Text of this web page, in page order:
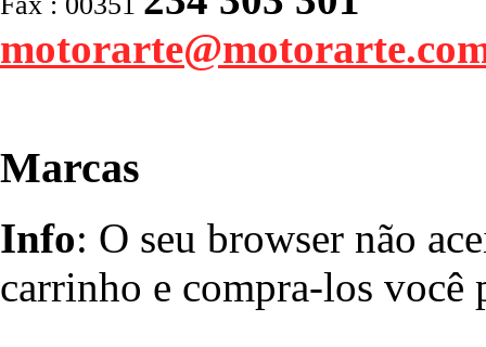
Marcas
Info: O seu browser não
carrinho e compra-los você